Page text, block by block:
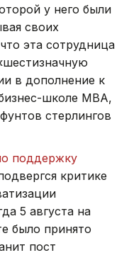
у него были
своих
эта сотрудница
в дополнение к
школе МВА,
стерлингов
поддержку
критике
5 августа на
было принято
пост